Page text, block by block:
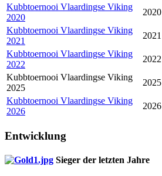
Kubbtoernooi Vlaardingse Viking
2020
2020
Kubbtoernooi Vlaardingse Viking
2021
2021
Kubbtoernooi Vlaardingse Viking
2022
2022
Kubbtoernooi Vlaardingse Viking
2025
2025
Kubbtoernooi Vlaardingse Viking
2026
2026
Entwicklung
Sieger der letzten Jahre